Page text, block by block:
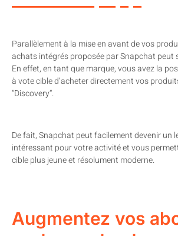
Parallèlement à la mise en avant de vos
achats intégrés proposée par Snapchat peut
En effet, en tant que marque, vous avez la
à vote cible d’acheter directement vos
“Discovery“.
De fait, Snapchat peut facilement devenir un
intéressant pour votre activité et vous
cible plus jeune et résolument moderne.
Augmentez vos